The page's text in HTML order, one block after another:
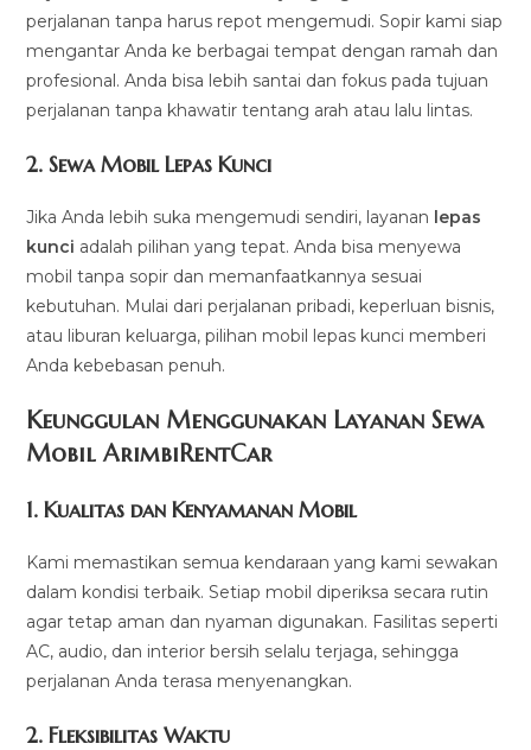
perjalanan tanpa harus repot mengemudi. Sopir kami siap
mengantar Anda ke berbagai tempat dengan ramah dan
profesional. Anda bisa lebih santai dan fokus pada tujuan
perjalanan tanpa khawatir tentang arah atau lalu lintas.
2.Sewa Mobil Lepas Kunci
Jika Anda lebih suka mengemudi sendiri, layanan lepas
kunci adalah pilihan yang tepat. Anda bisa menyewa
mobil tanpa sopir dan memanfaatkannya sesuai
kebutuhan. Mulai dari perjalanan pribadi, keperluan bisnis,
atau liburan keluarga, pilihan mobil lepas kunci memberi
Anda kebebasan penuh.
Keunggulan Menggunakan Layanan Sewa
Mobil ArimbiRentCar
1.Kualitas dan Kenyamanan Mobil
Kami memastikan semua kendaraan yang kami sewakan
dalam kondisi terbaik. Setiap mobil diperiksa secara rutin
agar tetap aman dan nyaman digunakan. Fasilitas seperti
AC, audio, dan interior bersih selalu terjaga, sehingga
perjalanan Anda terasa menyenangkan.
2.Fleksibilitas Waktu